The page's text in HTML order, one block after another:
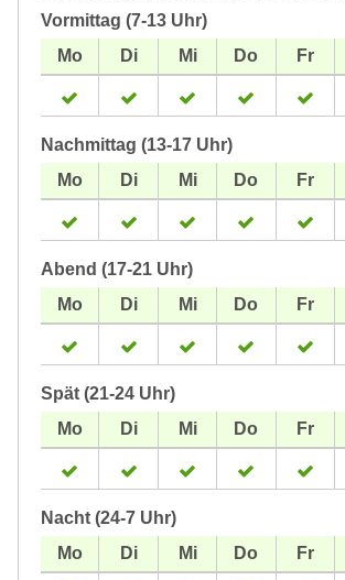
Vormittag (7-13 Uhr)
Nachmittag (13-17 Uhr)
Abend (17-21 Uhr)
Spät (21-24 Uhr)
Nacht (24-7 Uhr)